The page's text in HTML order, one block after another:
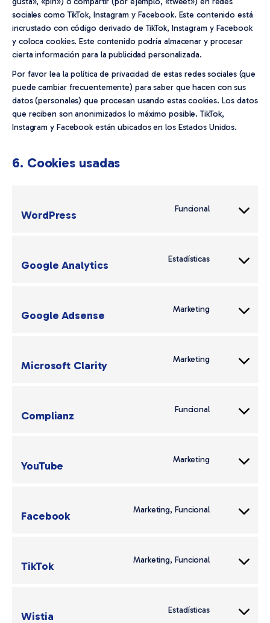
sociales como TikTok, Instagram y Facebook. Este contenido está
incrustado con código derivado de TikTok, Instagram y Facebook
y coloca cookies. Este contenido podría almacenar y procesar
cierta información para la publicidad personalizada.
Por favor lea la política de privacidad de estas redes sociales (que
puede cambiar frecuentemente) para saber que hacen con sus
datos (personales) que procesan usando estas cookies. Los datos
que reciben son anonimizados lo máximo posible. TikTok,
Instagram y Facebook están ubicados en los Estados Unidos.
6. Cookies usadas
WordPress Funcional
Consent
Google Analytics Estadísticas
Consent
Google Adsense Marketing
Consent
Microsoft Clarity Marketing
Consent
Complianz Funcional
Consent
YouTube Marketing
Consent
Facebook Marketing, Funcional
Consent
TikTok Marketing, Funcional
Consent
Wistia Estadísticas
Consent